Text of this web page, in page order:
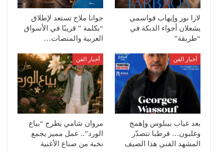
لارا نور وإيهاب قواسمي
يشعلان أجواء الدبكة في
“طربقة”
جوانا ملاح تستعد لإطلاق
“بكلمة ” قريبًا في الأسواق
العربية والمنصات…
أخبار الفن
بعد غياب بيبلوس وإهمج
وغلبون… قرطبا تتصدّر
المشهد الفني هذا الصيف
أخبار الفن
مروان شامي يطرح “بياع
الورد”.. عمل مميز يجمع
نخبة من صناع الأغنية